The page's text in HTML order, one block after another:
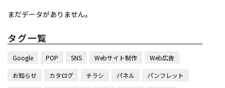
まだデータがありません。
タグ一覧
Google POP SNS Webサイト制作 Web広告
お知らせ カタログ チラシ パネル パンフレット